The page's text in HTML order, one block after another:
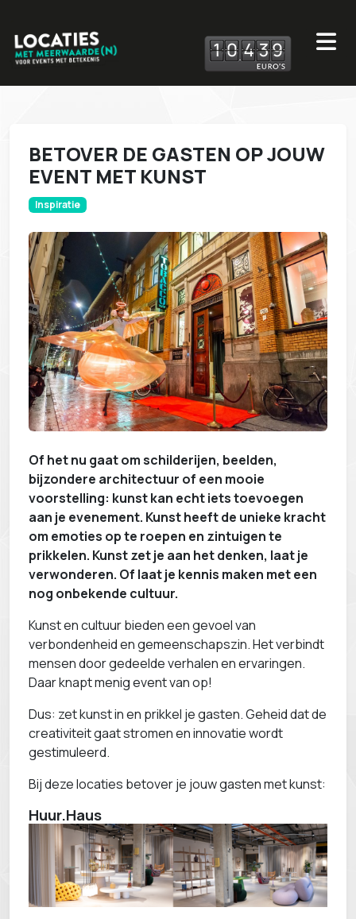
10 439
BETOVER DE GASTEN OP JOUW
EVENT MET KUNST
Inspiratie
Of het nu gaat om schilderijen, beelden,
bijzondere architectuur of een mooie
voorstelling: kunst kan echt iets toevoegen
aan je evenement. Kunst heeft de unieke kracht
om emoties op te roepen en zintuigen te
prikkelen. Kunst zet je aan het denken, laat je
verwonderen. Of laat je kennis maken met een
nog onbekende cultuur.
Kunst en cultuur bieden een gevoel van
verbondenheid en gemeenschapszin. Het verbindt
mensen door gedeelde verhalen en ervaringen.
Daar knapt menig event van op!
Dus: zet kunst in en prikkel je gasten. Geheid dat de
creativiteit gaat stromen en innovatie wordt
gestimuleerd.
Bij deze locaties betover je jouw gasten met kunst:
Huur.Haus